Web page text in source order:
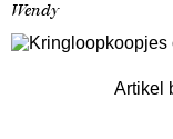
Wendy
Artikel